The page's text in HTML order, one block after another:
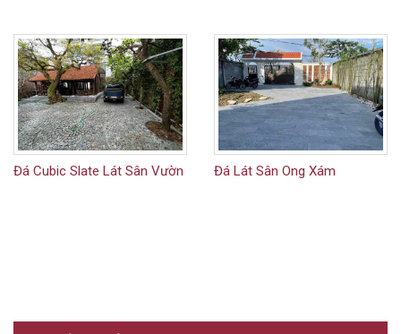
Đá Cubic Slate Lát Sân Vườn Đá Lát Sân Ong Xám